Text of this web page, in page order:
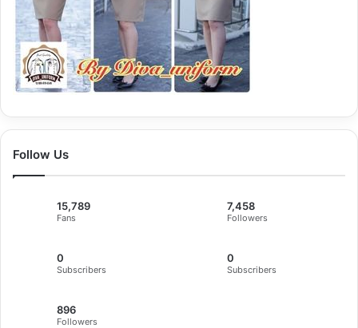
Follow Us
15,789
Fans
7,458
Followers
0
Subscribers
0
Subscribers
896
Followers